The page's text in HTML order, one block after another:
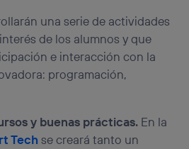
una serie de actividades
de los alumnos y que
e interacción con la
programación,
y buenas prácticas. En la
Tech se creará tanto un